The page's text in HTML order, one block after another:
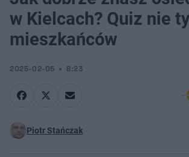
w Kielcach? Quiz nie
mieszkańców
2025-02-05 8:23
Piotr Stańczak